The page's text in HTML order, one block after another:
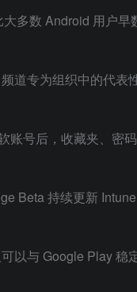
大多数 Android 用户
频道专为组织中的代
账号后，收藏夹、密
Beta 持续更新
可以与 Google Play